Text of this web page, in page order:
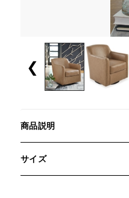
❮
商品説明
サイズ